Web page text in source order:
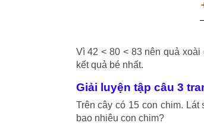
Vì 42 < 80 < 83 nên quả
kết quả bé nhất.
Giải luyện tập câu 3
Trên cây có 15 con chim.
bao nhiêu con chim?